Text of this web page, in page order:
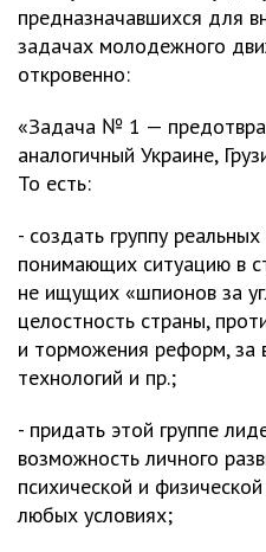
предназначавшихся для
задачах молодежного
откровенно:
«Задача № 1 —
аналогичный Украине,
То есть:
- создать группу
понимающих ситуацию в
не ищущих «шпионов за
целостность страны,
и торможения реформ, за
технологий и пр.;
- придать этой группе
возможность личного
психической и
любых условиях;